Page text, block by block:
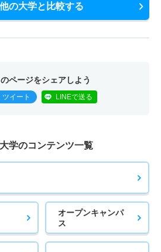
他の大学と比較する
ページをシェアしよう
ツイート LINEで送る
学のコンテンツ一覧
オープンキャンパ
ス